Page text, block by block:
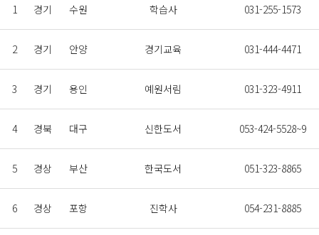
1 경기 수원 학습사 031-255-1573
2 경기 안양 경기교육 031-444-4471
3 경기 용인 예원서림 031-323-4911
4 경북 대구 신한도서 053-424-5528~9
5 경상 부산 한국도서 051-323-8865
6 경상 포항 진학사 054-231-8885